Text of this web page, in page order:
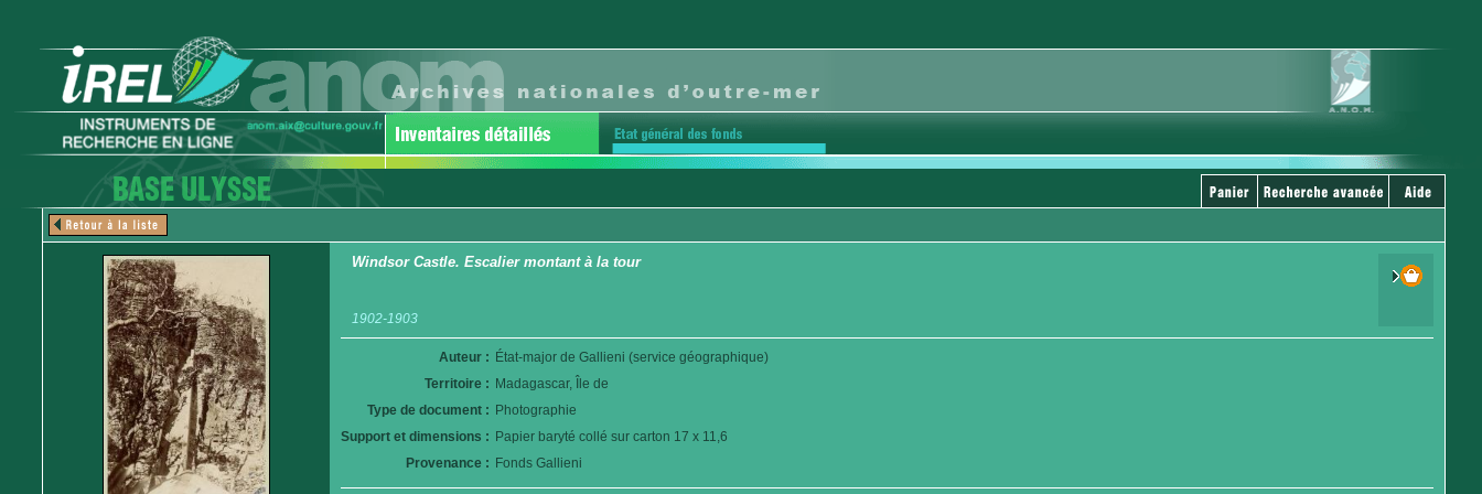
Windsor Castle. Escalier montant à la tour
1902-1903
Auteur : État-major de Gallieni (service géographique)
Territoire : Madagascar, Île de
Type de document : Photographie
Support et dimensions : Papier baryté collé sur carton 17 x 11,6
Provenance : Fonds Gallieni